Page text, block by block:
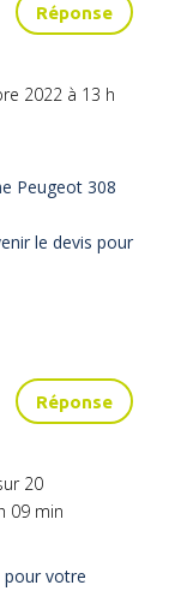
Réponse
2022 à 13 h
Peugeot 308
le devis pour
Réponse
20
09 min
pour votre